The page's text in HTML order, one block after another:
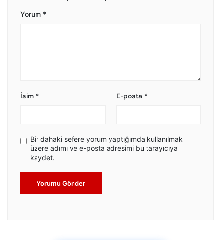
Yorum *
İsim * E-posta *
Bir dahaki sefere yorum yaptığımda kullanılmak
üzere adımı ve e-posta adresimi bu tarayıcıya
kaydet.
Yorumu Gönder